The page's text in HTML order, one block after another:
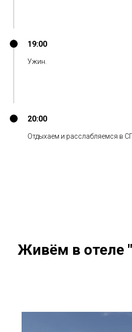
19:00
Ужин.
20:00
Отдыхаем и расслабляемся в
Живём в отеле